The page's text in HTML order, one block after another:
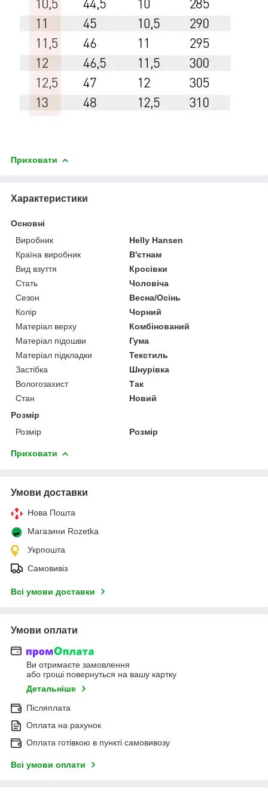
Приховати
Характеристики
Основні
Виробник
Helly Hansen
Країна виробник
В'єтнам
Вид взуття
Кросівки
Стать
Чоловіча
Сезон
Весна/Осінь
Колір
Чорний
Матеріал верху
Комбінований
Матеріал підошви
Гума
Матеріал підкладки
Текстиль
Застібка
Шнурівка
Вологозахист
Так
Стан
Новий
Розмір
Розмір
Розмір
Приховати
Умови доставки
Нова Пошта
Магазини Rozetka
Укрпошта
Самовивіз
Всі умови доставки
Умови оплати
Ви отримаєте замовлення
або гроші повернуться на вашу картку
Детальніше
Післяплата
Оплата на рахунок
Оплата готівкою в пункті самовивозу
Всі умови оплати